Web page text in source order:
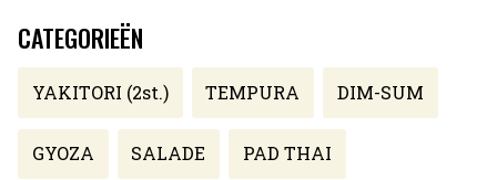
CATEGORIEËN
YAKITORI (2st.) TEMPURA DIM-SUM
GYOZA SALADE PAD THAI